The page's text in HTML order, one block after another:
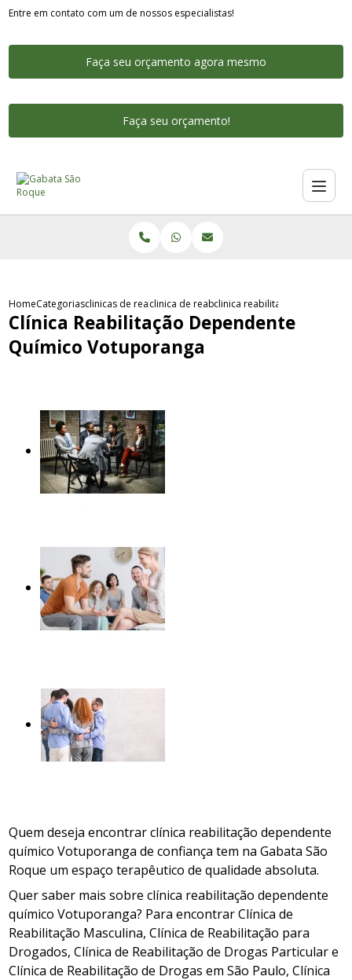
Entre em contato com um de nossos especialistas!
Faça seu orçamento agora mesmo
Faça seu orçamento!
HomeCategoriasclinicas de reabilitacao para dependentes quimicos
clinica de reabilitacao para dependente
clinica reabilitacao
Clínica Reabilitação Dependente
Químico Votuporanga
Quem deseja encontrar clínica reabilitação dependente
químico Votuporanga de confiança tem na Gabata São
Roque um espaço terapêutico de qualidade absoluta.
Quer saber mais sobre clínica reabilitação dependente
químico Votuporanga? Para encontrar Clínica de
Reabilitação Masculina, Clínica de Reabilitação para
Drogados, Clínica de Reabilitação de Drogas Particular e
Clínica de Reabilitação de Drogas em São Paulo, Clínica